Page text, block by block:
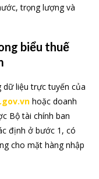
trọng lượng và
biểu thuế
dữ liệu trực tuyến của
hoặc doanh
Bộ tài chính ban
định ở bước 1, có
cho mặt hàng nhập